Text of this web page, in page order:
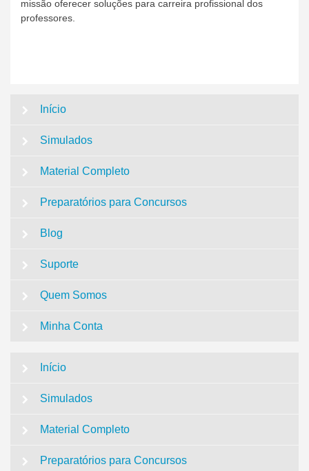
missão oferecer soluções para carreira profissional dos
professores.
Início
Simulados
Material Completo
Preparatórios para Concursos
Blog
Suporte
Quem Somos
Minha Conta
Início
Simulados
Material Completo
Preparatórios para Concursos